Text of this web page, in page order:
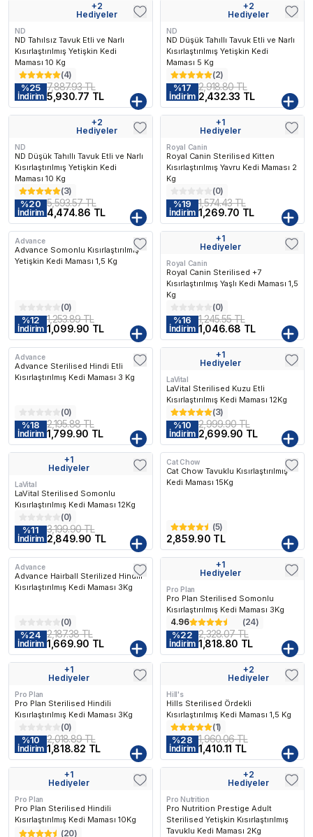
+2
Hediyeler
ND
ND Tahılsız Tavuk Etli ve Narlı
Kısırlaştırılmış Yetişkin Kedi
Maması 10 Kg
(4)
%25
İndirim
7,887.93 TL
5,930.77 TL
+2
Hediyeler
ND
ND Düşük Tahıllı Tavuk Etli ve Narlı
Kısırlaştırılmış Yetişkin Kedi
Maması 5 Kg
(2)
%17
İndirim
2,918.80 TL
2,432.33 TL
+2
Hediyeler
ND
ND Düşük Tahıllı Tavuk Etli ve Narlı
Kısırlaştırılmış Yetişkin Kedi
Maması 10 Kg
(3)
%20
İndirim
5,593.57 TL
4,474.86 TL
Kargo Bedava+1
Hediyeler
Royal Canin
Royal Canin Sterilised Kitten
Kısırlaştırılmış Yavru Kedi Maması 2
Kg
(0)
%19
İndirim
1,574.43 TL
1,269.70 TL
Kargo Bedava
Advance
Advance Somonlu Kısırlaştırılmış
Yetişkin Kedi Maması 1,5 Kg
(0)
%12
İndirim
1,253.89 TL
1,099.90 TL
Kargo Bedava+1
Hediyeler
Royal Canin
Royal Canin Sterilised +7
Kısırlaştırılmış Yaşlı Kedi Maması 1,5
Kg
(0)
%16
İndirim
1,245.55 TL
1,046.68 TL
Kargo Bedava
Advance
Advance Sterilised Hindi Etli
Kısırlaştırılmış Kedi Maması 3 Kg
(0)
%18
İndirim
2,195.88 TL
1,799.90 TL
Kargo Bedava+1
Hediyeler
LaVital
LaVital Sterilised Kuzu Etli
Kısırlaştırılmış Kedi Maması 12Kg
(3)
%10
İndirim
2,999.90 TL
2,699.90 TL
Kargo Bedava+1
Hediyeler
LaVital
LaVital Sterilised Somonlu
Kısırlaştırılmış Kedi Maması 12Kg
(0)
%11
İndirim
3,199.90 TL
2,849.90 TL
Kargo Bedava
Cat Chow
Cat Chow Tavuklu Kısırlaştırılmış
Kedi Maması 15Kg
(5)
2,859.90 TL
Kargo Bedava
Advance
Advance Hairball Sterilized Hindili
Kısırlaştırılmış Kedi Maması 3Kg
(0)
%24
İndirim
2,187.38 TL
1,669.90 TL
Kargo Bedava+1
Hediyeler
Pro Plan
Pro Plan Sterilised Somonlu
Kısırlaştırılmış Kedi Maması 3Kg
4.96 (24)
%22
İndirim
2,328.07 TL
1,818.80 TL
Kargo Bedava+1
Hediyeler
Pro Plan
Pro Plan Sterilised Hindili
Kısırlaştırılmış Kedi Maması 3Kg
(0)
%10
İndirim
2,018.89 TL
1,818.82 TL
+2
Hediyeler
Hill's
Hills Sterilised Ördekli
Kısırlaştırılmış Kedi Maması 1,5 Kg
(1)
%28
İndirim
1,960.06 TL
1,410.11 TL
Kargo Bedava+1
Hediyeler
Pro Plan
Pro Plan Sterilised Hindili
Kısırlaştırılmış Kedi Maması 10Kg
(20)
+2
Hediyeler
Pro Nutrition
Pro Nutrition Prestige Adult
Sterilised Yetişkin Kısırlaştırılmış
Tavuklu Kedi Maması 2Kg